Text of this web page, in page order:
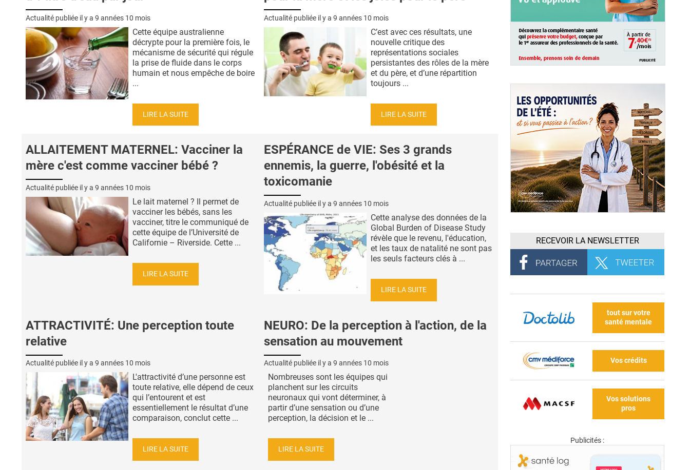
Actualité publiée il y a 9 années 10 mois
Cette équipe australienne
décrypte pour la première fois, le
mécanisme de sécurité qui régule
la prise de fluide dans le corps
humain et nous empêche de boire
...
LIRE LA SUITE
Actualité publiée il y a 9 années 10 mois
C’est avec ces résultats, une
nouvelle critique des
représentations sociales
persistantes des rôles de la mère
et du père, et d’une répartition
toujours ...
LIRE LA SUITE
ALLAITEMENT MATERNEL: Vacciner la
mère c'est comme vacciner bébé ?
Actualité publiée il y a 9 années 10 mois
Le lait maternel ? Il permet de
vacciner les bébés, sans les
vacciner, titre le communiqué de
cette équipe de l’Université de
Californie – Riverside. Cette ...
LIRE LA SUITE
ESPÉRANCE de VIE: Ses 3 grands
ennemis, la guerre, l'obésité et la
toxicomanie
Actualité publiée il y a 9 années 10 mois
Cette analyse des données de la
Global Burden of Disease Study
révèle que le revenu, l'éducation,
et les taux de natalité ne sont pas
les seuls facteurs clés à ...
LIRE LA SUITE
ATTRACTIVITÉ: Une perception toute
relative
Actualité publiée il y a 9 années 10 mois
L'attractivité d’une personne est
toute relative, elle dépend de ceux
qui l’entourent et est
essentiellement le résultat d’une
comparaison, conclut cette ...
LIRE LA SUITE
NEURO: De la perception à l'action, de la
sensation au mouvement
Actualité publiée il y a 9 années 10 mois
Nombreuses sont les équipes qui
planchent sur les circuits
neuronaux qui vont déterminer, à
partir d’une sensation ou d’une
perception, la décision et le ...
LIRE LA SUITE
RECEVOIR LA NEWSLETTER
tout sur votre
santé mentale
Vos crédits
Vos solutions
pros
Publicités :